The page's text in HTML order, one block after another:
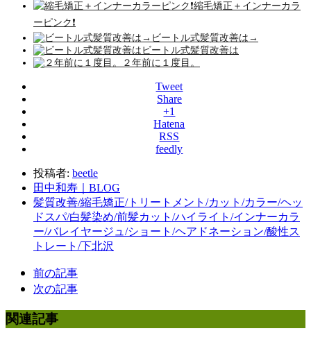
縮毛矯正＋インナーカラ
ーピンク❗️
ビートル式髪質改善は→
ビートル式髪質改善は
２年前に１度目。
Tweet
Share
+1
Hatena
RSS
feedly
投稿者: beetle
田中和寿｜BLOG
髪質改善/縮毛矯正/トリートメント/カット/カラー/ヘッ
ドスパ/白髪染め/前髪カット/ハイライト/インナーカラ
ー/バレイヤージュ/ショート/ヘアドネーション/酸性ス
トレート/下北沢
前の記事
次の記事
関連記事